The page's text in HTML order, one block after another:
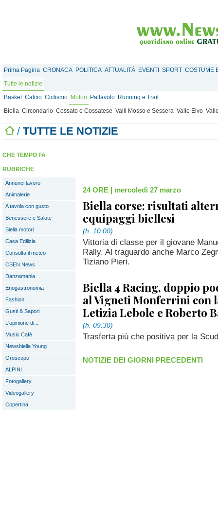
Prima Pagina CRONACA POLITICA ATTUALITÀ EVENTI SPORT COSTUME
Tutte le notizie
Basket Calcio Ciclismo Motori Pallavolo Running e Trail
Biella Circondario Cossato e Cossatese Valli Mosso e Sessera Valle Elvo
/ TUTTE LE NOTIZIE
CHE TEMPO FA
RUBRICHE
Annunci lavoro
Animalerie
A tavola con gusto
Benessere e Salute
Biella motori
Casa Edilizia
Consulta il meteo
CSEN News
Danzamania
Enogastronomia
Fashion
Gusti & Sapori
L'opinione di...
Music Cafè
Newsbiella Young
Oroscopo
ALPINI
Fotogallery
Videogallery
Copertina
24 ORE | mercoledì 27 marzo
Biella corse: risultati
equipaggi biellesi
(h. 10:00)
Vittoria di classe per il giovane
Rally. Al traguardo anche Marco
Tiziano Pieri.
Biella 4 Racing, doppio
al Vigneti Monferrini con
Letizia Lebole e Roberto
(h. 09:30)
Trasferta più che positiva per la
NOTIZIE DEI GIORNI PRECEDENTI